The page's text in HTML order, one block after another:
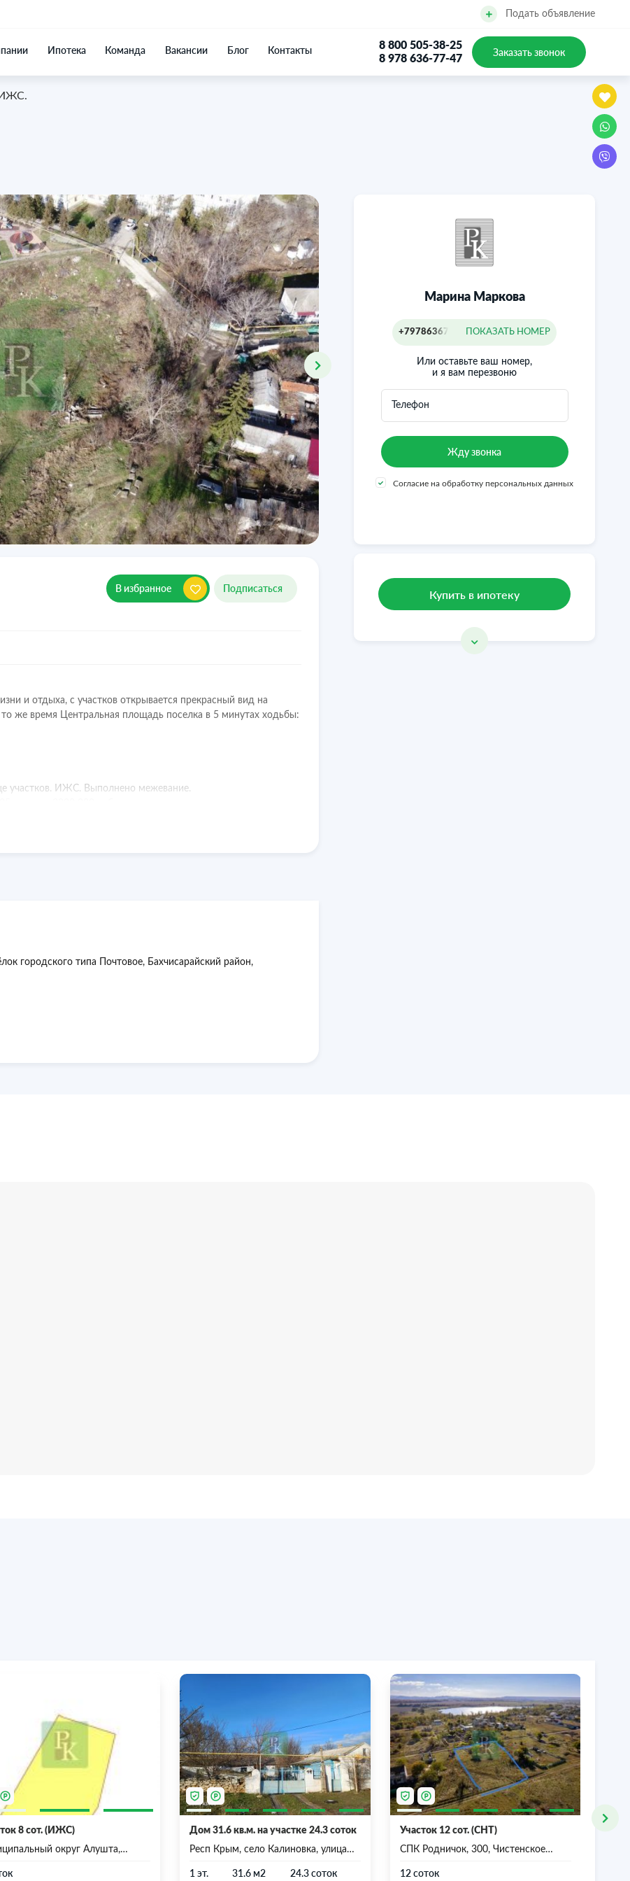
Подать объявление
Ипотека Команда Вакансии Блог Контакты
8 800 505-38-25
8 978 636-77-47
Заказать звонок
ИЖС.
В избранное Подписаться
и отдыха, с участков открывается прекрасный вид на
же время Центральная площадь поселка в 5 минутах ходьбы:
участков. ИЖС. Выполнено межевание.
городского типа Почтовое, Бахчисарайский район,
Марина Марковa
+79786367742 ПОКАЗАТЬ НОМЕР
Или оставьте ваш номер,
и я вам перезвоню
Телефон
Согласие на обработку персональных данных
Купить в ипотеку
8 сот. (ИЖС)
округ Алушта,
Дом 31.6 кв.м. на участке 24.3 соток
Респ Крым, село Калиновка, улица
1 эт. 31.6 м2 24.3 соток
Участок 12 сот. (СНТ)
СПК Родничок, 300, Чистенское
Симферопольский район,
12 соток